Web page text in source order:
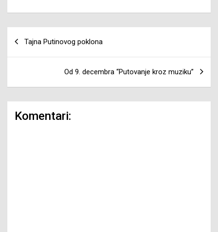
članaka
Tajna Putinovog poklona
Od 9. decembra “Putovanje kroz muziku”
Komentari: